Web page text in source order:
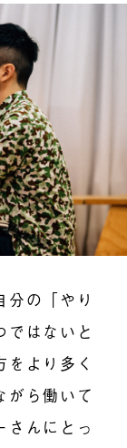
の「やり
ではないと
より多く
がら働いて
さんにとっ